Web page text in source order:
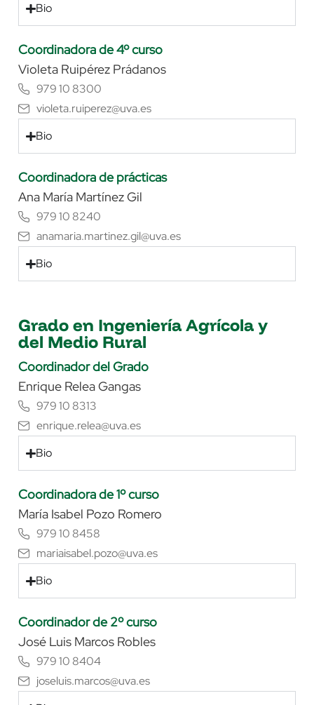
Bio
Coordinadora de 4º curso
Violeta Ruipérez Prádanos
979 10 8300
violeta.ruiperez@uva.es
Bio
Coordinadora de prácticas
Ana María Martínez Gil
979 10 8240
anamaria.martinez.gil@uva.es
Bio
Grado en Ingeniería Agrícola y
del Medio Rural
Coordinador del Grado
Enrique Relea Gangas
979 10 8313
enrique.relea@uva.es
Bio
Coordinadora de 1º curso
María Isabel Pozo Romero
979 10 8458
mariaisabel.pozo@uva.es
Bio
Coordinador de 2º curso
José Luis Marcos Robles
979 10 8404
joseluis.marcos@uva.es